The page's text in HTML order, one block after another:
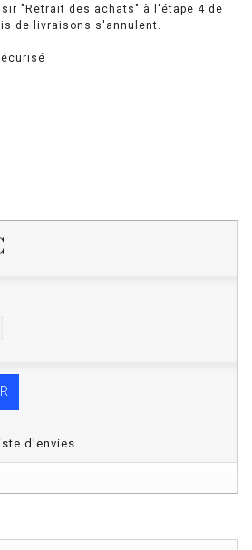
"Retrait des achats" à l'étape 4 de
de livraisons s'annulent.
d'envies